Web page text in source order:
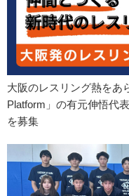
大阪のレスリング熱を
Platform」の有元伸悟代
を募集